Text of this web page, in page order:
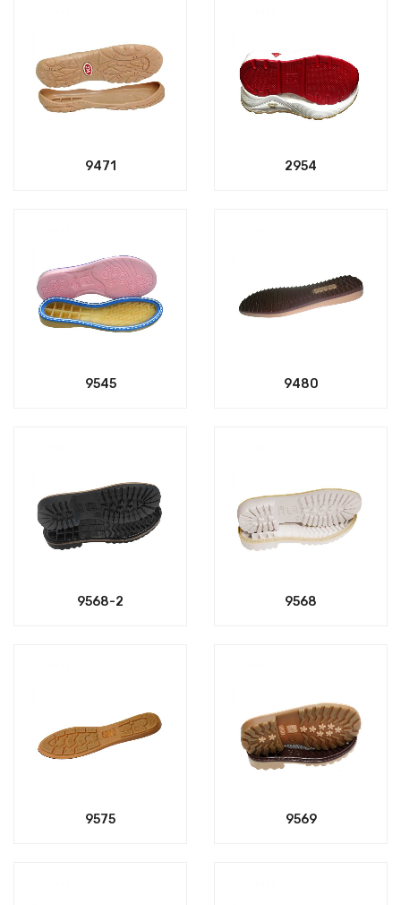
2954
9471
9480
9545
9568
9568-2
9569
9575